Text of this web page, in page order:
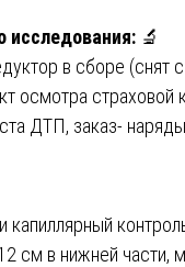
исследования: 🔬
в сборе (снят
осмотра страховой
ДТП, заказ-
капиллярный
см в нижней части,